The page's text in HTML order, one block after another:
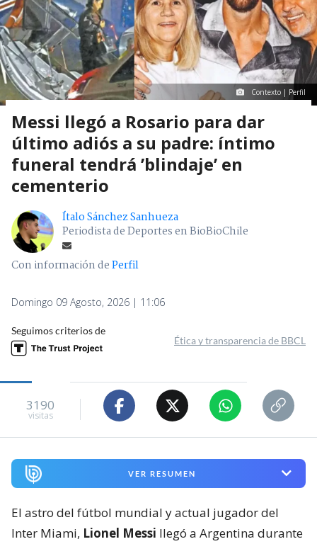
Contexto | Perfil
Messi llegó a Rosario para dar
último adiós a su padre: íntimo
funeral tendrá ’blindaje’ en
cementerio
Ítalo Sánchez Sanhueza
Periodista de Deportes en BioBioChile
Con información dePerfil
Domingo 09 Agosto, 2026 | 11:06
Seguimos criterios de
Ética y transparencia de BBCL
3190
visitas
VER RESUMEN
El astro del fútbol mundial y actual jugador del
Inter Miami, Lionel Messi llegó a Argentina durante